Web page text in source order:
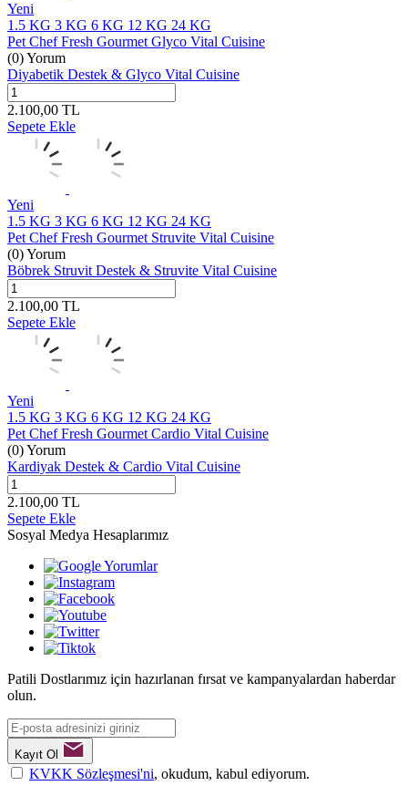
Yeni
1.5 KG 3 KG 6 KG 12 KG 24 KG
Pet Chef Fresh Gourmet Glyco Vital Cuisine
(0) Yorum
Diyabetik Destek & Glyco Vital Cuisine
2.100,00 TL
Sepete Ekle
Yeni
1.5 KG 3 KG 6 KG 12 KG 24 KG
Pet Chef Fresh Gourmet Struvite Vital Cuisine
(0) Yorum
Böbrek Struvit Destek & Struvite Vital Cuisine
2.100,00 TL
Sepete Ekle
Yeni
1.5 KG 3 KG 6 KG 12 KG 24 KG
Pet Chef Fresh Gourmet Cardio Vital Cuisine
(0) Yorum
Kardiyak Destek & Cardio Vital Cuisine
2.100,00 TL
Sepete Ekle
Sosyal Medya Hesaplarımız
Patili Dostlarımız için hazırlanan fırsat ve kampanyalardan haberdar
olun.
Kayıt Ol
KVKK Sözleşmesi'ni, okudum, kabul ediyorum.